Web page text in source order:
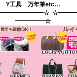
Y工具 万年筆etc…
━━━━━☆